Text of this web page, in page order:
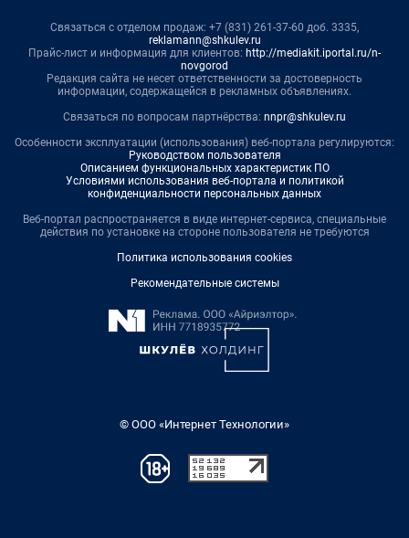
Связаться с отделом продаж: +7 (831) 261-37-60 доб. 3335,
reklamann@shkulev.ru
Прайс-лист и информация для клиентов: http://mediakit.iportal.ru/n-
novgorod
Редакция сайта не несет ответственности за достоверность
информации, содержащейся в рекламных объявлениях.
Связаться по вопросам партнёрства: nnpr@shkulev.ru
Особенности эксплуатации (использования) веб-портала регулируются:
Руководством пользователя
Описанием функциональных характеристик ПО
Условиями использования веб-портала и политикой
конфиденциальности персональных данных
Веб-портал распространяется в виде интернет-сервиса, специальные
действия по установке на стороне пользователя не требуются
Политика использования cookies
Рекомендательные системы
© ООО «Интернет Технологии»